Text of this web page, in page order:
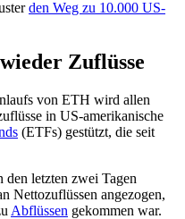
den Weg zu 10.000 US-
Zuflüsse
von ETH wird allen
in US-amerikanische
(ETFs) gestützt, die seit
letzten zwei Tagen
Nettozuflüssen angezogen,
Abflüssen gekommen war.